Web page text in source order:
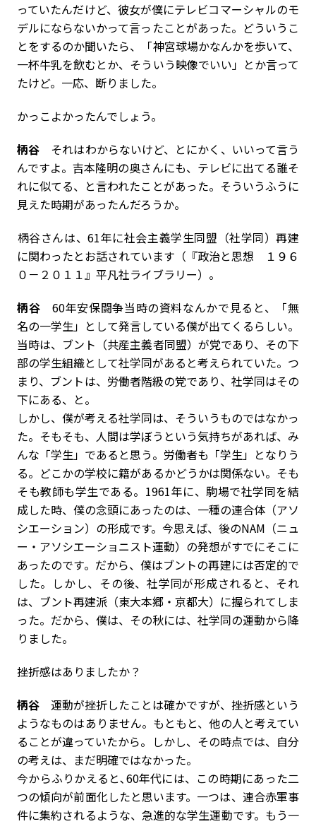
っていたんだけど、彼女が僕にテレビコマーシャルのモ
デルにならないかって言ったことがあった。どういうこ
とをするのか聞いたら、「神宮球場かなんかを歩いて、
一杯牛乳を飲むとか、そういう映像でいい」とか言って
たけど。一応、断りました。
――かっこよかったんでしょう。
柄谷 それはわからないけど、とにかく、いいって言う
んですよ。吉本隆明の奥さんにも、テレビに出てる誰そ
れに似てる、と言われたことがあった。そういうふうに
見えた時期があったんだろうか。
――柄谷さんは、61年に社会主義学生同盟（社学同）再建
に関わったとお話されています（『政治と思想 １９６
０－２０１１』平凡社ライブラリー）。
柄谷 60年安保闘争当時の資料なんかで見ると、「無
名の一学生」として発言している僕が出てくるらしい。
当時は、ブント（共産主義者同盟）が党であり、その下
部の学生組織として社学同があると考えられていた。つ
まり、ブントは、労働者階級の党であり、社学同はその
下にある、と。
しかし、僕が考える社学同は、そういうものではなかっ
た。そもそも、人間は学ぼうという気持ちがあれば、み
んな「学生」であると思う。労働者も「学生」となりう
る。どこかの学校に籍があるかどうかは関係ない。そも
そも教師も学生である。1961年に、駒場で社学同を結
成した時、僕の念頭にあったのは、一種の連合体（アソ
シエーション）の形成です。今思えば、後のNAM（ニュ
ー・アソシエーショニスト運動）の発想がすでにそこに
あったのです。だから、僕はブントの再建には否定的で
した。しかし、その後、社学同が形成されると、それ
は、ブント再建派（東大本郷・京都大）に握られてしま
った。だから、僕は、その秋には、社学同の運動から降
りました。
――挫折感はありましたか？
柄谷 運動が挫折したことは確かですが、挫折感という
ようなものはありません。もともと、他の人と考えてい
ることが違っていたから。しかし、その時点では、自分
の考えは、まだ明確ではなかった。
今からふりかえると､60年代には、この時期にあった二
つの傾向が前面化したと思います。一つは、連合赤軍事
件に集約されるような、急進的な学生運動です。もう一